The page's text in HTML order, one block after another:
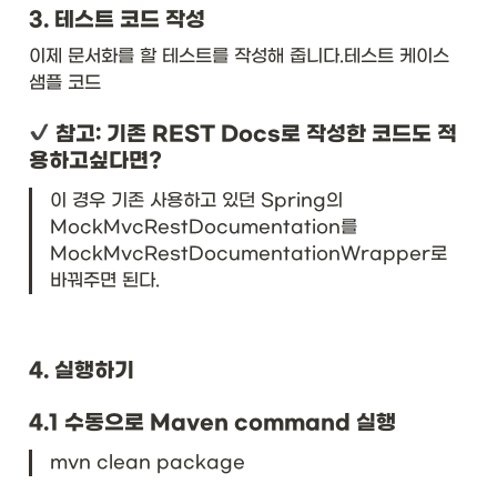
3. 테스트 코드 작성
이제 문서화를 할 테스트를 작성해 줍니다.테스트 케이스
샘플 코드
참고: 기존 REST Docs로 작성한 코드도 적
용하고싶다면?
이 경우 기존 사용하고 있던 Spring의
MockMvcRestDocumentation를
MockMvcRestDocumentationWrapper로
바꿔주면 된다.
4. 실행하기
4.1 수동으로 Maven command 실행
mvn clean package